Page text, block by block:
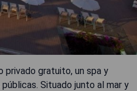
gratuito, un spa y
Situado junto al mar y